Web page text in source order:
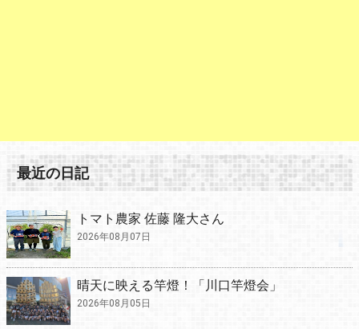
最近の日記
トマト農家 佐藤 隆大さん
2026年08月07日
晴天に映える竿燈！「川口竿燈会」
2026年08月05日